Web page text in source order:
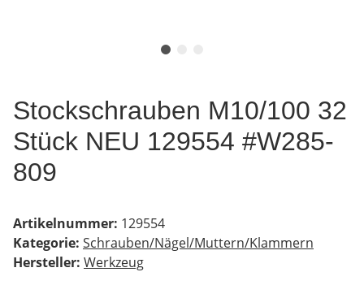
Stockschrauben M10/100 32
Stück NEU 129554 #W285-
809
Artikelnummer: 129554
Kategorie: Schrauben/Nägel/Muttern/Klammern
Hersteller: Werkzeug